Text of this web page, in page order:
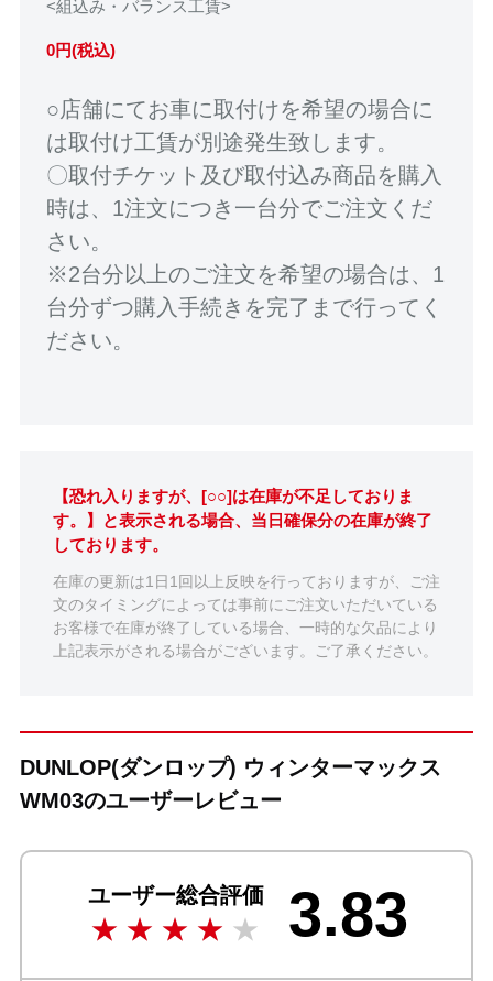
<組込み・バランス工賃>
0円(税込)
○店舗にてお車に取付けを希望の場合に
は取付け工賃が別途発生致します。
〇取付チケット及び取付込み商品を購入
時は、1注文につき一台分でご注文くだ
さい。
※2台分以上のご注文を希望の場合は、1
台分ずつ購入手続きを完了まで行ってく
ださい。
【恐れ入りますが、[○○]は在庫が不足しておりま
す。】と表示される場合、当日確保分の在庫が終了
しております。
在庫の更新は1日1回以上反映を行っておりますが、ご注
文のタイミングによっては事前にご注文いただいている
お客様で在庫が終了している場合、一時的な欠品により
上記表示がされる場合がございます。ご了承ください。
DUNLOP(ダンロップ) ウィンターマックス
WM03のユーザーレビュー
ユーザー総合評価 3.83